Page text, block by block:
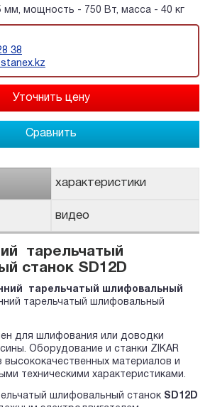
мощность - 750 Вт, масса - 40 кг
38
Сравнить
характеристики
видео
тарельчатый
станок SD12D
тарельчатый шлифовальный
тарельчатый шлифовальный
для шлифования или доводки
Оборудование и станки ZIKAR
высококачественных материалов и
техническими характеристиками.
шлифовальный станок SD12 D